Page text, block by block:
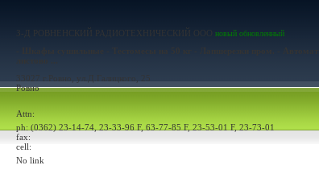
З-Д РОВНЕНСКИЙ РАДИОТЕХНИЧЕСКИЙ ООО новый обновленный
33027 г.Ровно, ул.Д.Галицкого, 25
Ровно
Attn:
ph: (0362) 23-14-74, 23-33-96 F, 63-77-85 F, 23-53-01 F, 23-73-01
fax:
cell:
No link